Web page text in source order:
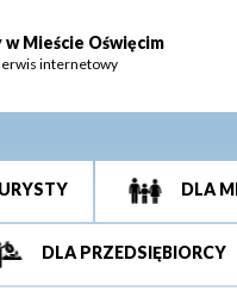
Mieście Oświęcim
internetowy
DLA
DLA PRZEDSIĘBIORCY